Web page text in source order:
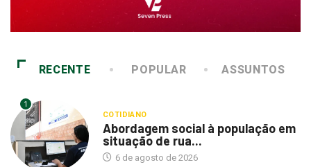
RECENTE POPULAR ASSUNTOS
1
COTIDIANO
Abordagem social à população em
situação de rua...
6 de agosto de 2026